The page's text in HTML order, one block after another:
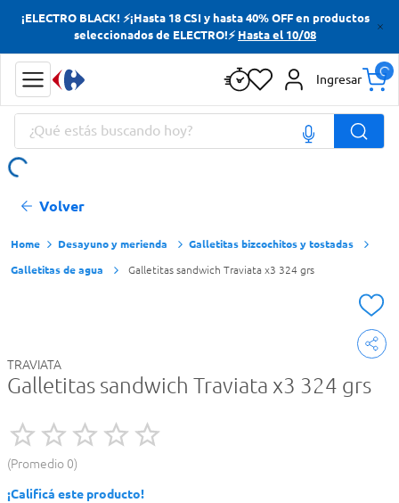
¡ELECTRO BLACK! ⚡¡Hasta 18 CSI y hasta 40% OFF en productos
seleccionados de ELECTRO!⚡ Hasta el 10/08
Ingresar
¿Qué estás buscando hoy?
Volver
Desayuno y merienda
Galletitas bizcochitos y tostadas
Galletitas de agua
Galletitas sandwich Traviata x3 324 grs
TRAVIATA
Galletitas sandwich Traviata x3 324 grs
Promedio 0
¡Calificá este producto!
Términos más buscados
Yerba
Cerveza
Doves
Términos más buscados
Yerba
Cerveza
Doves
Papas Fritas